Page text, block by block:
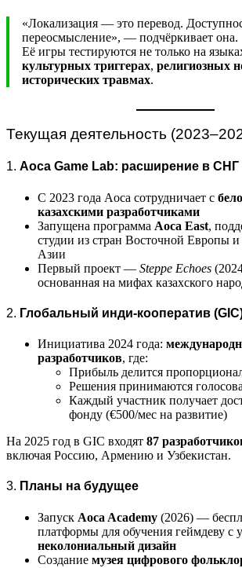
«Локализация — это перевод.
переосмысление», — подчёркивает она.
Её игры тестируются не только на
культурных триггерах, религиозных
исторических травмах.
Текущая деятельность
1. Aoca Game Lab: расширение в СНГ
С 2023 года Aoca сотрудничает с
казахскими разработчиками
Запущена программа Aoca East,
студии из стран Восточной Европы
Азии
Первый проект — Steppe Echoes
основанная на мифах казахского
2. Глобальный инди-кооператив
Инициатива 2024 года:
разработчиков, где:
Прибыль делится
Решения принимаются
Каждый участник получает
фонду (€500/мес на развитие)
На 2025 год в GIC входят 87
включая Россию, Армению и Узбекистан.
3. Планы на будущее
Запуск Aoca Academy (2026) —
платформы для обучения геймдеву с
неколониальный дизайн
Создание музея цифрового